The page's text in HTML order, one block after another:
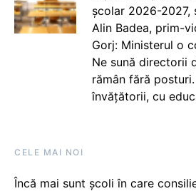
școlar 2026-2027,
Alin Badea, prim-
Gorj: Ministerul o
Ne sună directorii
rămân fără
învățătorii, cu
CELE MAI NOI
Încă mai sunt școli în care